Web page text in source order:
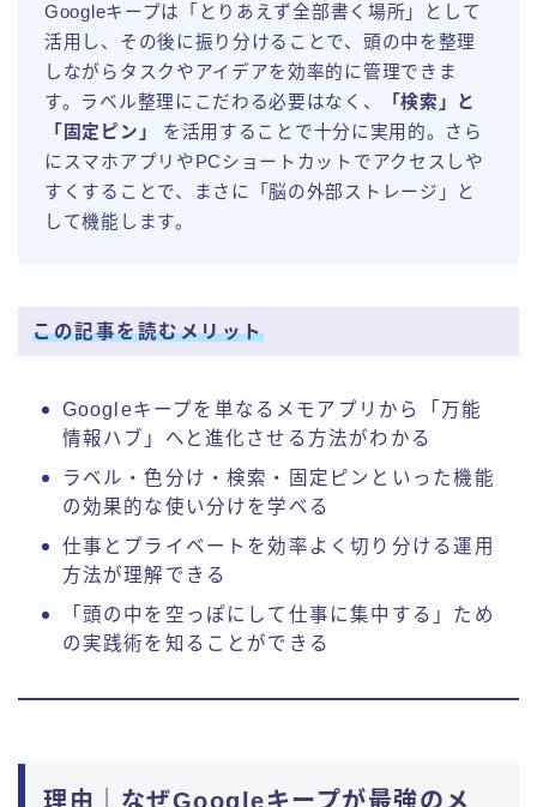
Googleキープは「とりあえず全部書く場所」として
活用し、その後に振り分けることで、頭の中を整理
しながらタスクやアイデアを効率的に管理できま
す。ラベル整理にこだわる必要はなく、
「検索」と
「固定ピン」
を活用することで十分に実用的。さら
にスマホアプリやPCショートカットでアクセスしや
すくすることで、まさに「脳の外部ストレージ」と
して機能します。
この記事を読むメリット
Googleキープを単なるメモアプリから「万能
情報ハブ」へと進化させる方法がわかる
ラベル・色分け・検索・固定ピンといった機能
の効果的な使い分けを学べる
仕事とプライベートを効率よく切り分ける運用
方法が理解できる
「頭の中を空っぽにして仕事に集中する」ため
の実践術を知ることができる
理由｜なぜGoogleキープが最強のメ